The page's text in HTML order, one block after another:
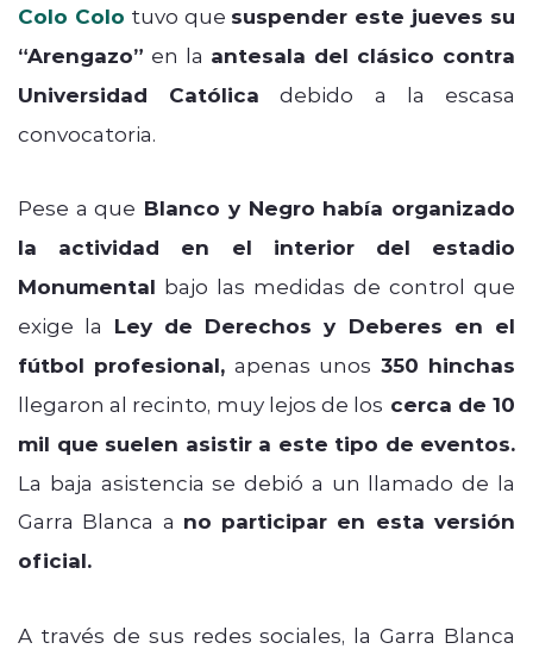
Colo Colo tuvo que suspender este jueves su
“Arengazo” en la antesala del clásico contra
Universidad Católica debido a la escasa
convocatoria.
Pese a que Blanco y Negro había organizado
la actividad en el interior del estadio
Monumental bajo las medidas de control que
exige la Ley de Derechos y Deberes en el
fútbol profesional, apenas unos 350 hinchas
llegaron al recinto, muy lejos de los cerca de 10
mil que suelen asistir a este tipo de eventos.
La baja asistencia se debió a un llamado de la
Garra Blanca a no participar en esta versión
oficial.
A través de sus redes sociales, la Garra Blanca